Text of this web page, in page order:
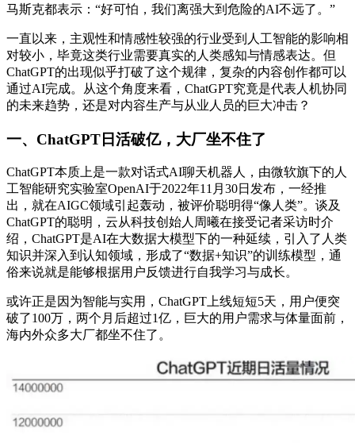
马斯克都表示：“好可怕，我们离强大到危险的AI不远了。”
一直以来，主观性和情感性较强的行业受到人工智能的影响相
对较小，毕竟这类行业需要真实的人类感知与情感表达。但
ChatGPT的出现似乎打破了这个规律，复杂的内容创作都可以
通过AI完成。从这个角度来看，ChatGPT究竟是代表人机协同
的未来趋势，还是对内容生产与从业人员的巨大冲击？
一、ChatGPT日活破亿，大厂坐不住了
ChatGPT本质上是一款对话式AI聊天机器人，由微软旗下的人
工智能研究实验室OpenAI于2022年11月30日发布，一经推
出，就在AIGC领域引起轰动，被评价聪明得“像人类”。谈及
ChatGPT的聪明，云从科技创始人周曦在接受记者采访时介
绍，ChatGPT是AI在大数据大模型下的一种延续，引入了人类
知识并深入到认知领域，形成了“数据+知识”的训练模型，通
俗来说就是能够根据用户反馈进行自我学习与成长。
或许正是因为智能与实用，ChatGPT上线短短5天，用户便突
破了100万，两个月后超过1亿，巨大的用户需求与体量面前，
海内外众多大厂都坐不住了。